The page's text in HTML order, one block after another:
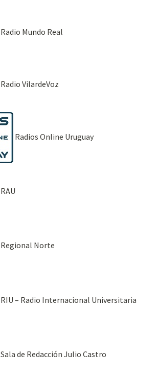
Radio Mundo Real
Radio VilardeVoz
Radios Online Uruguay
RAU
Regional Norte
RIU – Radio Internacional Universitaria
Sala de Redacción Julio Castro